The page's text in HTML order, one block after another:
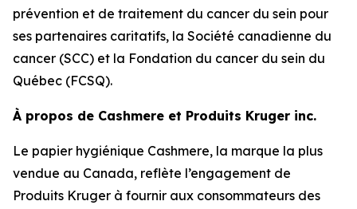
prévention et de traitement du cancer du sein pour
ses partenaires caritatifs, la Société canadienne du
cancer (SCC) et la Fondation du cancer du sein du
Québec (FCSQ).
À propos de Cashmere et Produits Kruger inc.
Le papier hygiénique Cashmere, la marque la plus
vendue au Canada, reflète l’engagement de
Produits Kruger à fournir aux consommateurs des